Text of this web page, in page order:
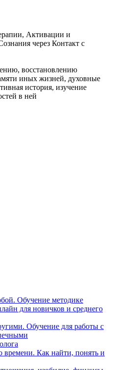
Активации и
через Контакт с
восстановлению
иных жизней, духовные
история, изучение
в ней
Обучение методике
для новичков и среднего
Обучение для работы с
Как найти, понять и